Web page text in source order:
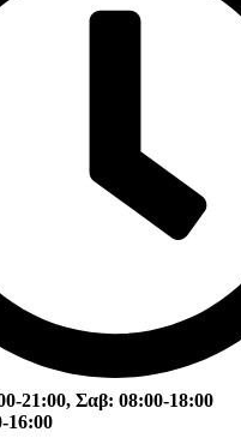
21:00, Σαβ: 08:00-18:00
16:00